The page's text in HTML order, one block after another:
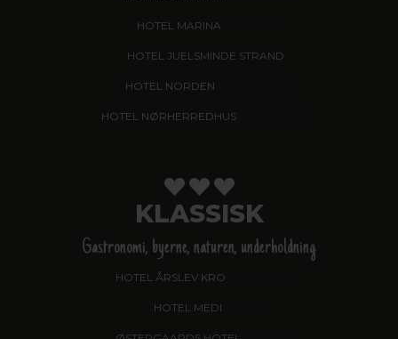
HOTEL MARINA
HOTEL JUELSMINDE STRAND
HOTEL NORDEN
HOTEL NØRHERREDHUS, NORDBORG
KLASSISK
Gastronomi, byerne, naturen, underholdning
HOTEL ÅRSLEV KRO
HOTEL MEDI